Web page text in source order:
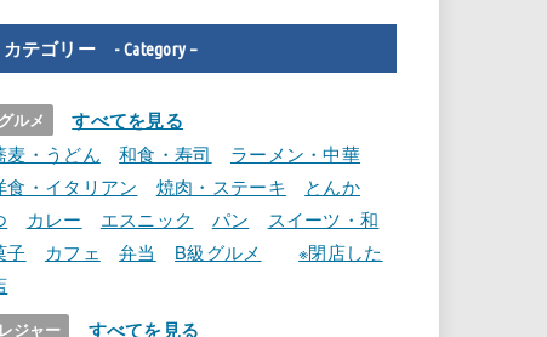
カテゴリー - Category –
グルメ すべてを見る
麦・うどん 和食・寿司
ラーメン・中華
食・イタリアン
焼肉・ステーキ
とんか
カレー エスニック パン
スイーツ・和
子
カフェ 弁当 B級グルメ
※閉店した
レジャー すべてを見る